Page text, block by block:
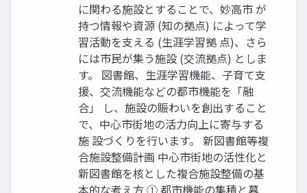
に関わる施設とすることで、妙高市 が
持つ情報や資源 (知の拠点) によって学
習活動を支える (生涯学習拠 点)、さら
には市民が集う施設 (交流拠点) としま
す。 図書館、生涯学習機能、子育て支
援、交流機能などの都市機能を「融
合」 し、施設の賑わいを創出すること
で、中心市街地の活力向上に寄与する
施 設づくりを行います。 新図書館等複
合施設整備計画 中心市街地の活性化と
新図書館を核とした複合施設整備の基
本的な考え方 ① 都市機能の集積と暮